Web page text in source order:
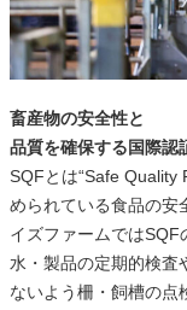
畜産物の安全性と
品質を確保する国際認
SQFとは“Safe Quality
められている食品の安
イズファームではSQF
水・製品の定期的検査
ないよう柵・飼槽の点